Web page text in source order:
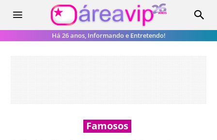
Há 26 anos, Informando e Entretendo!
Famosos